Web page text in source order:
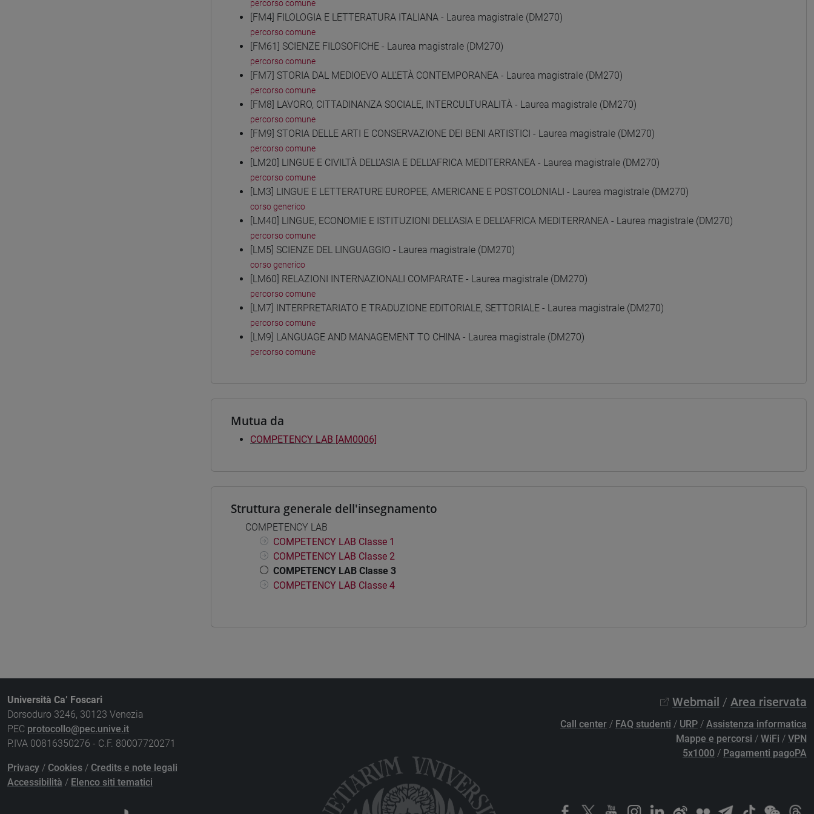
percorso comune
[FM4] FILOLOGIA E LETTERATURA ITALIANA - Laurea magistrale (DM270)
percorso comune
[FM61] SCIENZE FILOSOFICHE - Laurea magistrale (DM270)
percorso comune
[FM7] STORIA DAL MEDIOEVO ALL'ETÀ CONTEMPORANEA - Laurea magistrale (DM270)
percorso comune
[FM8] LAVORO, CITTADINANZA SOCIALE, INTERCULTURALITÀ - Laurea magistrale (DM270)
percorso comune
[FM9] STORIA DELLE ARTI E CONSERVAZIONE DEI BENI ARTISTICI - Laurea magistrale (DM270)
percorso comune
[LM20] LINGUE E CIVILTÀ DELL'ASIA E DELL'AFRICA MEDITERRANEA - Laurea magistrale (DM270)
percorso comune
[LM3] LINGUE E LETTERATURE EUROPEE, AMERICANE E POSTCOLONIALI - Laurea magistrale (DM270)
corso generico
[LM40] LINGUE, ECONOMIE E ISTITUZIONI DELL'ASIA E DELL'AFRICA MEDITERRANEA - Laurea magistrale (DM270)
percorso comune
[LM5] SCIENZE DEL LINGUAGGIO - Laurea magistrale (DM270)
corso generico
[LM60] RELAZIONI INTERNAZIONALI COMPARATE - Laurea magistrale (DM270)
percorso comune
[LM7] INTERPRETARIATO E TRADUZIONE EDITORIALE, SETTORIALE - Laurea magistrale (DM270)
percorso comune
[LM9] LANGUAGE AND MANAGEMENT TO CHINA - Laurea magistrale (DM270)
percorso comune
Mutua da
COMPETENCY LAB [AM0006]
Struttura generale dell'insegnamento
COMPETENCY LAB
COMPETENCY LAB Classe 1
COMPETENCY LAB Classe 2
COMPETENCY LAB Classe 3
COMPETENCY LAB Classe 4
Università Ca’ Foscari
Dorsoduro 3246, 30123 Venezia
PEC protocollo@pec.unive.it
P.IVA 00816350276 - C.F. 80007720271
Privacy / Cookies / Credits e note legali
Accessibilità / Elenco siti tematici
Webmail / Area riservata
Call center / FAQ studenti / URP / Assistenza informatica
Mappe e percorsi / WiFi / VPN
5x1000 / Pagamenti pagoPA